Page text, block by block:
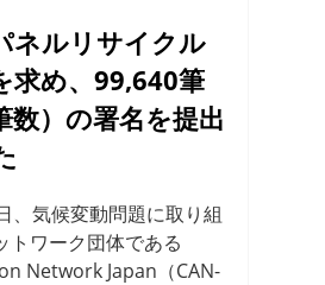
ネルリサイクル
求め、99,640筆
数）の署名を提出
、気候変動問題に取り組
トワーク団体である
Network Japan（CAN-